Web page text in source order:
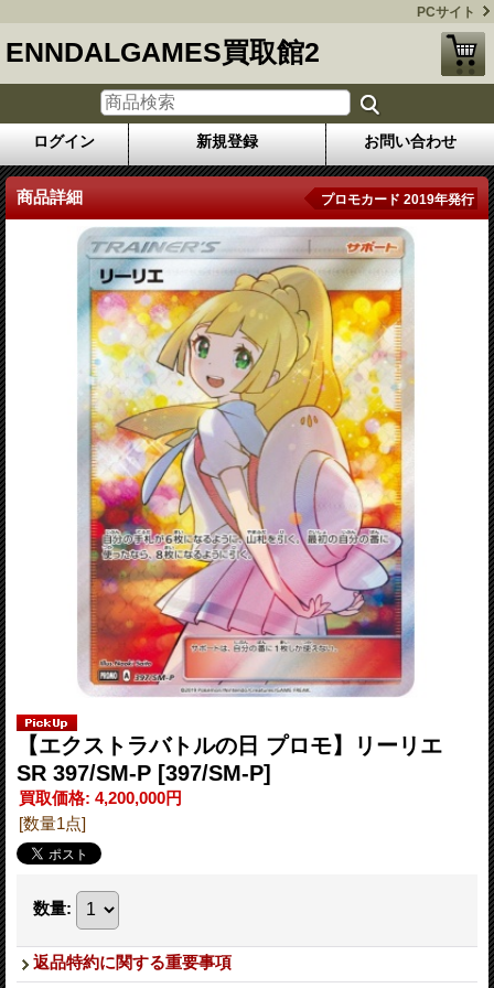
PCサイト
ENNDALGAMES買取館2
ログイン 新規登録 お問い合わせ
商品詳細 プロモカード 2019年発行
【エクストラバトルの日 プロモ】リーリエ
SR 397/SM-P [397/SM-P]
買取価格: 4,200,000円
[数量1点]
数量:
返品特約に関する重要事項